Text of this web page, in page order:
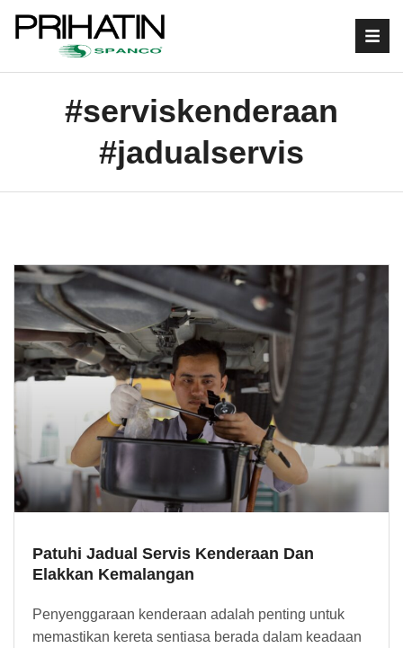
#serviskenderaan
#jadualservis
Patuhi Jadual Servis Kenderaan Dan
Elakkan Kemalangan
Penyenggaraan kenderaan adalah penting untuk
memastikan kereta sentiasa berada dalam keadaan